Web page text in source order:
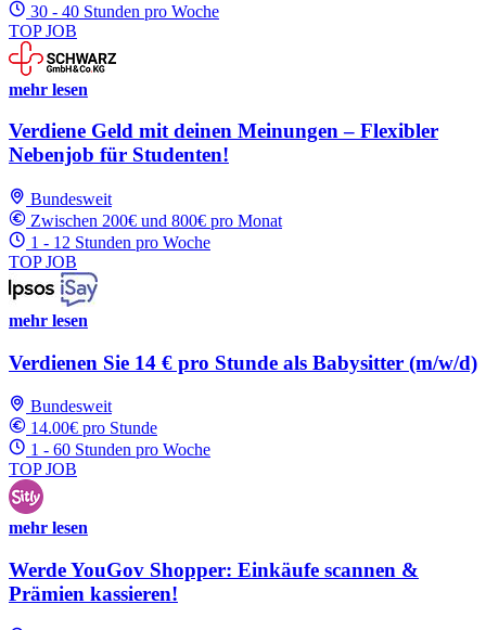
30 - 40 Stunden pro Woche
TOP JOB
mehr lesen
Verdiene Geld mit deinen Meinungen – Flexibler
Nebenjob für Studenten!
Bundesweit
Zwischen 200€ und 800€ pro Monat
1 - 12 Stunden pro Woche
TOP JOB
mehr lesen
Verdienen Sie 14 € pro Stunde als Babysitter (m/w/d)
Bundesweit
14.00€ pro Stunde
1 - 60 Stunden pro Woche
TOP JOB
mehr lesen
Werde YouGov Shopper: Einkäufe scannen &
Prämien kassieren!